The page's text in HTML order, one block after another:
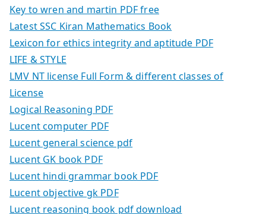
Key to wren and martin PDF free
Latest SSC Kiran Mathematics Book
Lexicon for ethics integrity and aptitude PDF
LIFE & STYLE
LMV NT license Full Form & different classes of
License
Logical Reasoning PDF
Lucent computer PDF
Lucent general science pdf
Lucent GK book PDF
Lucent hindi grammar book PDF
Lucent objective gk PDF
Lucent reasoning book pdf download